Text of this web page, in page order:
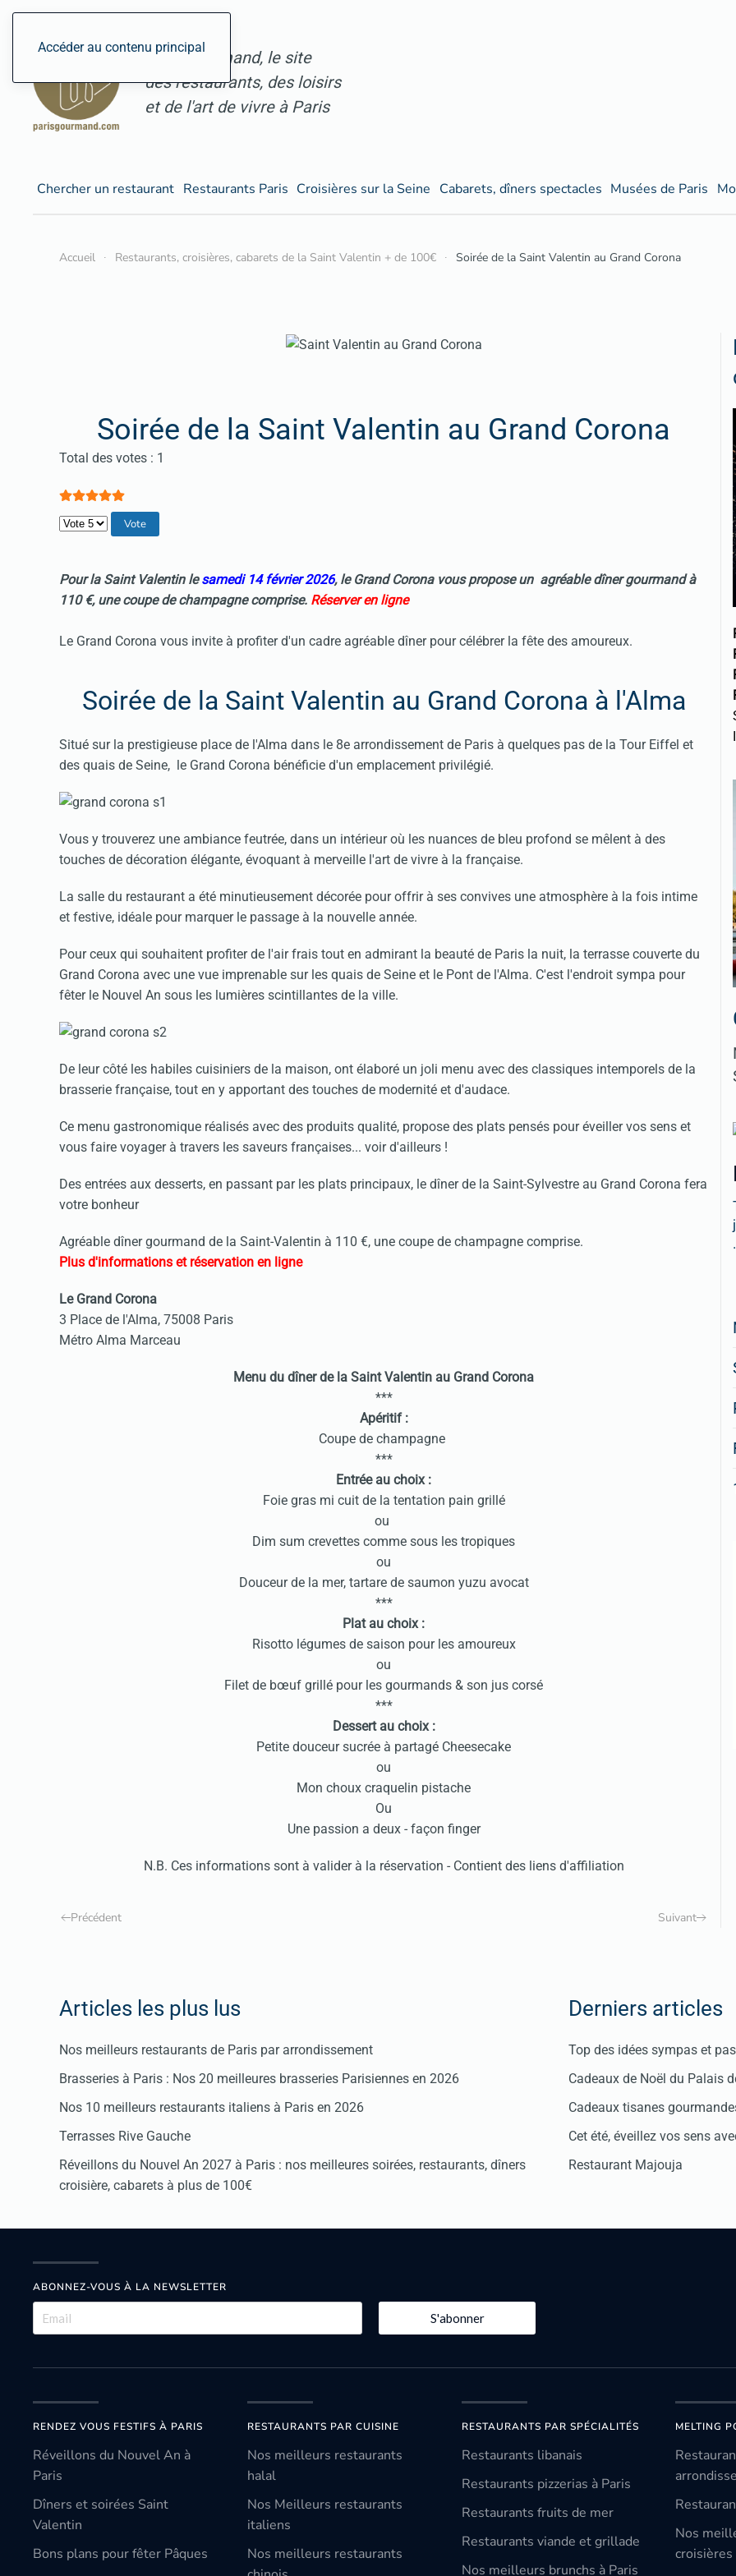
Accéder au contenu principal
ParisGourmand, le site
des restaurants, des loisirs
et de l'art de vivre à Paris
Chercher un restaurant Restaurants Paris Croisières sur la Seine Cabarets, dîners spectacles Musées de Paris
Accueil Restaurants, croisières, cabarets de la Saint Valentin + de 100€ Soirée de la Saint Valentin au Grand Corona
Soirée de la Saint Valentin au Grand Corona
Vote utilisateur:5/
Total des votes : 1
Veuillez voter
Pour la Saint Valentinlesamedi 14 février 2026, le Grand Corona vous propose un agréable dîner gourmand à
110 €, une coupe de champagne comprise. Réserver en ligne
Le Grand Corona vous invite à profiter d'un cadre agréable dîner pour célébrer la fête des amoureux.
Soirée de la Saint Valentin au Grand Corona à l'Alma
Situé sur la prestigieuse place de l'Alma dans le 8e arrondissement de Paris à quelques pas de la Tour Eiffel et
des quais de Seine, le Grand Corona bénéficie d'un emplacement privilégié.
Vous y trouverez une ambiance feutrée, dans un intérieur où les nuances de bleu profond se mêlent à des
touches de décoration élégante, évoquant à merveille l'art de vivre à la française.
La salle du restaurant a été minutieusement décorée pour offrir à ses convives une atmosphère à la fois intime
et festive, idéale pour marquer le passage à la nouvelle année.
Pour ceux qui souhaitent profiter de l'air frais tout en admirant la beauté de Paris la nuit, la terrasse couverte du
Grand Corona avec une vue imprenable sur les quais de Seine et le Pont de l'Alma. C'est l'endroit sympa pour
fêter le Nouvel An sous les lumières scintillantes de la ville.
De leur côté les habiles cuisiniers de la maison, ont élaboré un joli menu avec des classiques intemporels de la
brasserie française, tout en y apportant des touches de modernité et d'audace.
Ce menu gastronomique réalisés avec des produits qualité, propose des plats pensés pour éveiller vos sens et
vous faire voyager à travers les saveurs françaises... voir d'ailleurs !
Des entrées aux desserts, en passant par les plats principaux, le dîner de la Saint-Sylvestre au Grand Corona fera
votre bonheur
Agréable dîner gourmand de la Saint-Valentin à 110 €, une coupe de champagne comprise.
Plus d'informations et réservation en ligne
Le Grand Corona
3 Place de l'Alma, 75008 Paris
Métro Alma Marceau
Menu du dîner de la Saint Valentin au Grand Corona
***
Apéritif :
Coupe de champagne
***
Entrée au choix :
Foie gras mi cuit de la tentation pain grillé
ou
Dim sum crevettes comme sous les tropiques
ou
Douceur de la mer, tartare de saumon yuzu avocat
***
Plat au choix :
Risotto légumes de saison pour les amoureux
ou
Filet de bœuf grillé pour les gourmands & son jus corsé
***
Dessert au choix :
Petite douceur sucrée à partagé Cheesecake
ou
Mon choux craquelin pistache
Ou
Une passion a deux - façon finger
N.B. Ces informations sont à valider à la réservation - Contient des liens d'affiliation
Précédent Suivant
Articles les plus lus
Nos meilleurs restaurants de Paris par arrondissement
Brasseries à Paris : Nos 20 meilleures brasseries Parisiennes en 2026
Nos 10 meilleurs restaurants italiens à Paris en 2026
Terrasses Rive Gauche
Réveillons du Nouvel An 2027 à Paris : nos meilleures soirées, restaurants, dîners
croisière, cabarets à plus de 100€
Derniers articles
Top des idées sympas et
Cadeaux de Noël du Palais
Cadeaux tisanes
Cet été, éveillez vos sens
Restaurant Majouja
ABONNEZ-VOUS À LA NEWSLETTER
S'abonner
RENDEZ VOUS FESTIFS À PARIS
Réveillons du Nouvel An à
Paris
Dîners et soirées Saint
Valentin
Bons plans pour fêter Pâques
RESTAURANTS PAR CUISINE
Nos meilleurs restaurants
halal
Nos Meilleurs restaurants
italiens
Nos meilleurs restaurants
RESTAURANTS PAR SPÉCIALITÉS
Restaurants libanais
Restaurants pizzerias à Paris
Restaurants fruits de mer
Restaurants viande et grillade
Nos meilleurs brunchs à Paris
MELTING
Nos
croisières